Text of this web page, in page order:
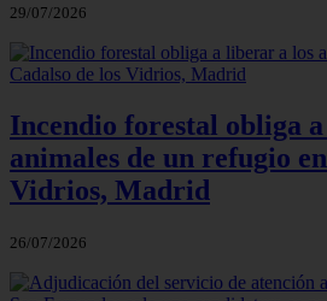
29/07/2026
Incendio forestal obliga
animales de un refugio
Vidrios, Madrid
26/07/2026